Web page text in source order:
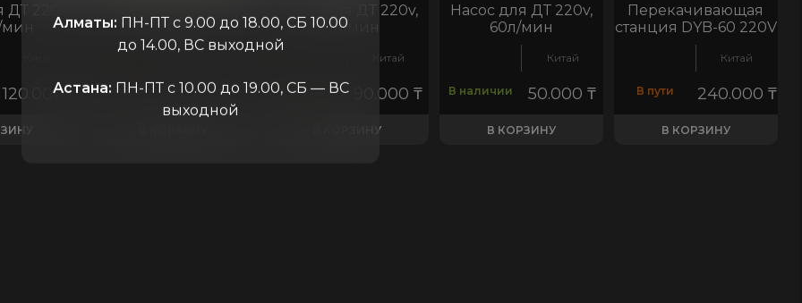
ДТ 220v,
120.000₸
AdBlue
В пути 0 ₸
Насос для ДТ 220v,
80л/мин
Китай
В наличии 90.000₸
В КОРЗИНУ
Насос для ДТ 220v,
60л/мин
Китай
В наличии 50.000₸
В КОРЗИНУ
Перекачивающая
станция DYB-60 220V
Китай
В пути 240.000 ₸
В КОРЗИНУ
Алматы: ПН-ПТ с 9.00 до 18.00, СБ 10.00
до 14.00, ВС выходной
Астана: ПН-ПТ с 10.00 до 19.00, СБ — ВС
выходной